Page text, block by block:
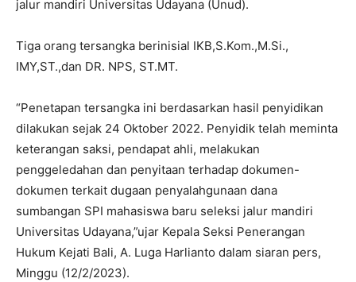
jalur mandiri Universitas Udayana (Unud).
Tiga orang tersangka berinisial IKB,S.Kom.,M.Si.,
IMY,ST.,dan DR. NPS, ST.MT.
“Penetapan tersangka ini berdasarkan hasil penyidikan
dilakukan sejak 24 Oktober 2022. Penyidik telah meminta
keterangan saksi, pendapat ahli, melakukan
penggeledahan dan penyitaan terhadap dokumen-
dokumen terkait dugaan penyalahgunaan dana
sumbangan SPI mahasiswa baru seleksi jalur mandiri
Universitas Udayana,”ujar Kepala Seksi Penerangan
Hukum Kejati Bali, A. Luga Harlianto dalam siaran pers,
Minggu (12/2/2023).